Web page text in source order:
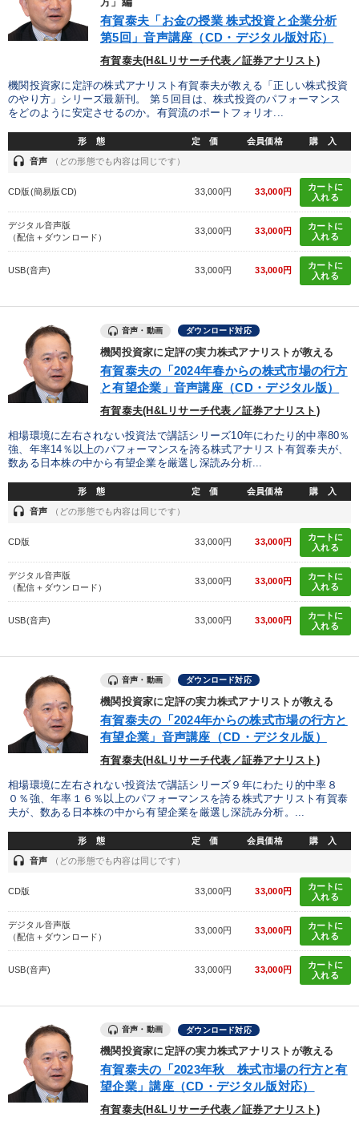
方」編
有賀泰夫「お金の授業 株式投資と企業分析
第5回」音声講座（CD・デジタル版対応）
有賀泰夫(H&Lリサーチ代表／証券アナリスト)
機関投資家に定評の株式アナリスト有賀泰夫が教える「正しい株式投資
のやり方」シリーズ最新刊。 第５回目は、株式投資のパフォーマンス
をどのように安定させるのか。有賀流のポートフォリオ...
形 態 定 価 会員価格 購 入
headset 音声 （どの形態でも内容は同じです）
CD版(簡易版CD) 33,000円 33,000円
カートに
入れる
デジタル音声版
（配信＋ダウンロード）
33,000円 33,000円
カートに
入れる
USB(音声) 33,000円 33,000円
カートに
入れる
音声・動画 ダウンロード対応
機関投資家に定評の実力株式アナリストが教える
有賀泰夫の「2024年春からの株式市場の行方
と有望企業」音声講座（CD・デジタル版）
有賀泰夫(H&Lリサーチ代表／証券アナリスト)
相場環境に左右されない投資法で講話シリーズ10年にわたり的中率80％
強、年率14％以上のパフォーマンスを誇る株式アナリスト有賀泰夫が、
数ある日本株の中から有望企業を厳選し深読み分析...
形 態 定 価 会員価格 購 入
headset 音声 （どの形態でも内容は同じです）
CD版 33,000円 33,000円
カートに
入れる
デジタル音声版
（配信＋ダウンロード）
33,000円 33,000円
カートに
入れる
USB(音声) 33,000円 33,000円
カートに
入れる
音声・動画 ダウンロード対応
機関投資家に定評の実力株式アナリストが教える
有賀泰夫の「2024年からの株式市場の行方と
有望企業」音声講座（CD・デジタル版）
有賀泰夫(H&Lリサーチ代表／証券アナリスト)
相場環境に左右されない投資法で講話シリーズ９年にわたり的中率８
０％強、年率１６％以上のパフォーマンスを誇る株式アナリスト有賀泰
夫が、数ある日本株の中から有望企業を厳選し深読み分析。...
形 態 定 価 会員価格 購 入
headset 音声 （どの形態でも内容は同じです）
CD版 33,000円 33,000円
カートに
入れる
デジタル音声版
（配信＋ダウンロード）
33,000円 33,000円
カートに
入れる
USB(音声) 33,000円 33,000円
カートに
入れる
音声・動画 ダウンロード対応
機関投資家に定評の実力株式アナリストが教える
有賀泰夫の「2023年秋 株式市場の行方と有
望企業」講座（CD・デジタル版対応）
有賀泰夫(H&Lリサーチ代表／証券アナリスト)